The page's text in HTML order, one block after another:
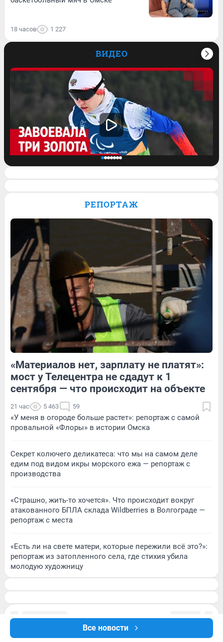
Все новости
18 часов 1 227
ВИДЕО
Паралимпиаде: история сильной духом
Обсудить
5 Обсудить 1 Обсудить
5 Обсудить 1 Обсудить
РЕПОРТАЖ
«Материалов нет, зарплату не платят»:
мост у Телецентра не сдадут к 1
сентября — что происходит на объекте
21 час 5 463 59
«У меня в огороде больше растет»: репортаж с самой
провальной «Флоры» в истории Омска
Секрет колючего деликатеса: что мы на самом деле
едим под видом икры морского ежа — репортаж с
производства
«Страшно, жить-то хочется». Что происходит вокруг
атакованного БПЛА склада Wildberries в Волгограде —
репортаж с места
«Есть ли на свете матери, которые пережили всё это?»:
репортаж из затопленного села, где стихия убила
молодую художницу